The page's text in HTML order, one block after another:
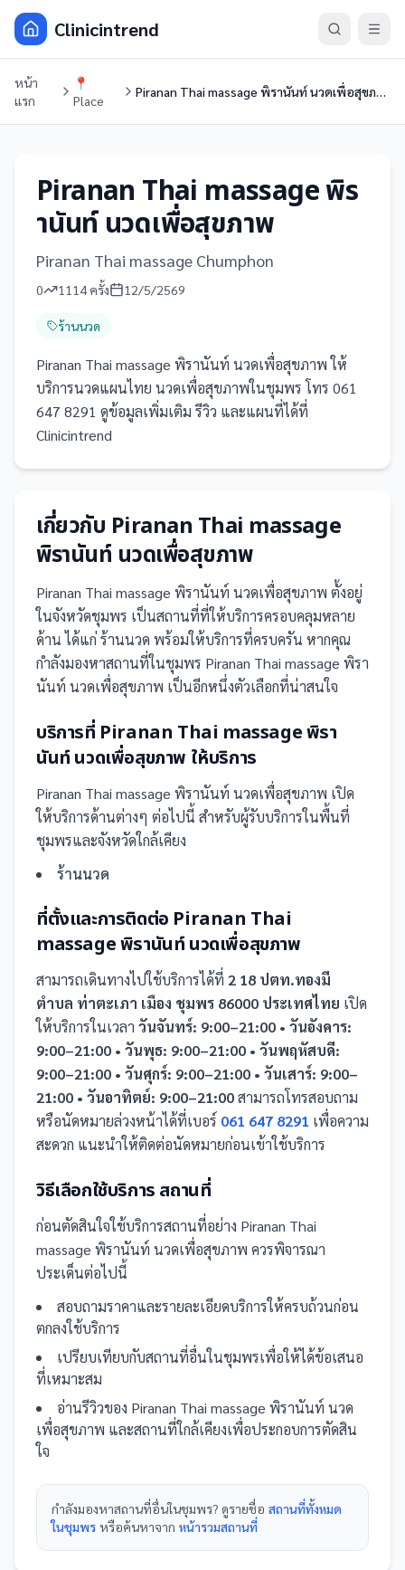
Clinicintrend
หน้า
แรก
📍
Place
Piranan Thai massage พิรานันท์ นวดเพื่อสุขภาพ
Piranan Thai massage พิร
านันท์ นวดเพื่อสุขภาพ
Piranan Thai massage Chumphon
0 1114 ครั้ง 12/5/2569
ร้านนวด
Piranan Thai massage พิรานันท์ นวดเพื่อสุขภาพ ให้
บริการนวดแผนไทย นวดเพื่อสุขภาพในชุมพร โทร 061
647 8291 ดูข้อมูลเพิ่มเติม รีวิว และแผนที่ได้ที่
Clinicintrend
เกี่ยวกับ Piranan Thai massage
พิรานันท์ นวดเพื่อสุขภาพ
Piranan Thai massage พิรานันท์ นวดเพื่อสุขภาพ ตั้งอยู่
ในจังหวัดชุมพร เป็นสถานที่ที่ให้บริการครอบคลุมหลาย
ด้าน ได้แก่ ร้านนวด พร้อมให้บริการที่ครบครัน หากคุณ
กำลังมองหาสถานที่ในชุมพร Piranan Thai massage พิรา
นันท์ นวดเพื่อสุขภาพ เป็นอีกหนึ่งตัวเลือกที่น่าสนใจ
บริการที่ Piranan Thai massage พิรา
นันท์ นวดเพื่อสุขภาพ ให้บริการ
Piranan Thai massage พิรานันท์ นวดเพื่อสุขภาพ เปิด
ให้บริการด้านต่างๆ ต่อไปนี้ สำหรับผู้รับบริการในพื้นที่
ชุมพรและจังหวัดใกล้เคียง
ร้านนวด
ที่ตั้งและการติดต่อ Piranan Thai
massage พิรานันท์ นวดเพื่อสุขภาพ
สามารถเดินทางไปใช้บริการได้ที่ 2 18 ปตท.ทองมี
ตำบล ท่าตะเภา เมือง ชุมพร 86000 ประเทศไทย เปิด
ให้บริการในเวลา วันจันทร์: 9:00–21:00 • วันอังคาร:
9:00–21:00 • วันพุธ: 9:00–21:00 • วันพฤหัสบดี:
9:00–21:00 • วันศุกร์: 9:00–21:00 • วันเสาร์: 9:00–
21:00 • วันอาทิตย์: 9:00–21:00สามารถโทรสอบถาม
หรือนัดหมายล่วงหน้าได้ที่เบอร์ 061 647 8291 เพื่อความ
สะดวก แนะนำให้ติดต่อนัดหมายก่อนเข้าใช้บริการ
วิธีเลือกใช้บริการ สถานที่
ก่อนตัดสินใจใช้บริการสถานที่อย่าง Piranan Thai
massage พิรานันท์ นวดเพื่อสุขภาพ ควรพิจารณา
ประเด็นต่อไปนี้
สอบถามราคาและรายละเอียดบริการให้ครบถ้วนก่อน
ตกลงใช้บริการ
เปรียบเทียบกับสถานที่อื่นในชุมพรเพื่อให้ได้ข้อเสนอ
ที่เหมาะสม
อ่านรีวิวของ Piranan Thai massage พิรานันท์ นวด
เพื่อสุขภาพ และสถานที่ใกล้เคียงเพื่อประกอบการตัดสิน
ใจ
กำลังมองหาสถานที่อื่นในชุมพร? ดูรายชื่อ สถานที่ทั้งหมด
ในชุมพร หรือค้นหาจาก หน้ารวมสถานที่